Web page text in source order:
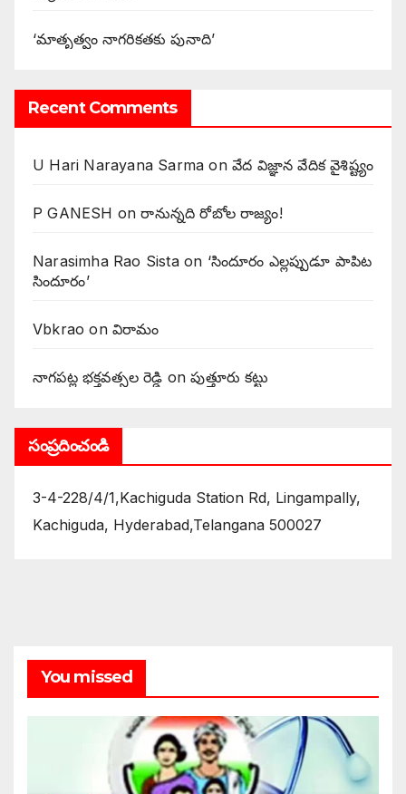
‘మాతృత్వం నాగరికతకు పునాది’
Recent Comments
U Hari Narayana Sarma onవేద విజ్ఞాన వేదిక వైశిష్ట్యం
P GANESH on‌రానున్నది రోబోల రాజ్యం!
Narasimha Rao Sistaon ‘సిందూరం ఎల్లప్పుడూ పాపిట
సిందూరం’
Vbkrao onవిరామం
నాగపట్ల భక్తవత్సల రెడ్డి onపుత్తూరు కట్టు
సంప్రదించండి
3-4-228/4/1,Kachiguda Station Rd, Lingampally,
Kachiguda, Hyderabad,Telangana 500027
You missed